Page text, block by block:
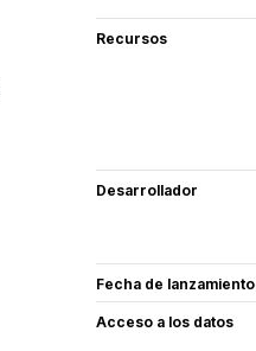
Recursos
Desarrollador
Fecha de lanzamiento
Acceso a los datos